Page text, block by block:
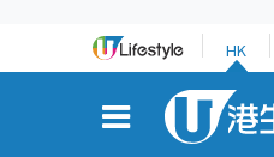
HK